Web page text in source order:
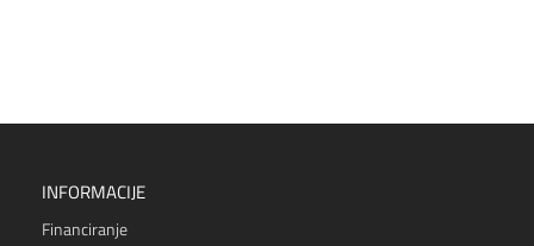
INFORMACIJE
Financiranje